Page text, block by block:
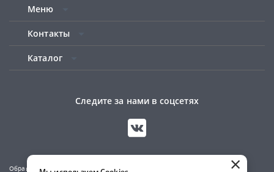
Меню
Контакты
Каталог
Следите за нами в соцсетях
Обращаем ваше внимание на то, что данный сайт носит исключительно
×